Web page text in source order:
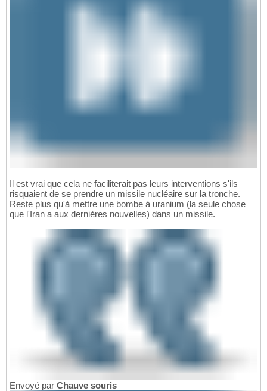
Il est vrai que cela ne faciliterait pas leurs interventions s'ils
risquaient de se prendre un missile nucléaire sur la tronche.
Reste plus qu'à mettre une bombe à uranium (la seule chose
que l'Iran a aux dernières nouvelles) dans un missile.
Envoyé par Chauve souris